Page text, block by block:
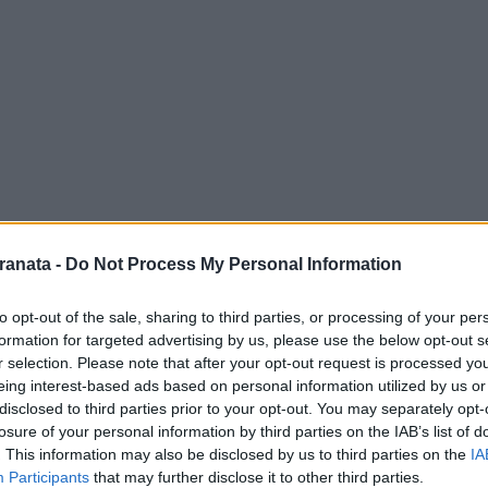
- Do Not Process My Personal Information
opt-out of the sale, sharing to third parties, or processing of your
for targeted advertising by us, please use the below opt-out
selection. Please note that after your opt-out request is processed
interest-based ads based on personal information utilized by us
to third parties prior to your opt-out. You may separately
of your personal information by third parties on the IAB’s list of
This information may also be disclosed by us to third parties on the
Participants that may further disclose it to other third parties.
allo stadio "Alberto Picco" contro lo
a meno di PasqualeMazzocchi.
odierna de "Il Mattino", infatti,
muscolare che potrebbe
domenica: previsti ulteriori esami tra